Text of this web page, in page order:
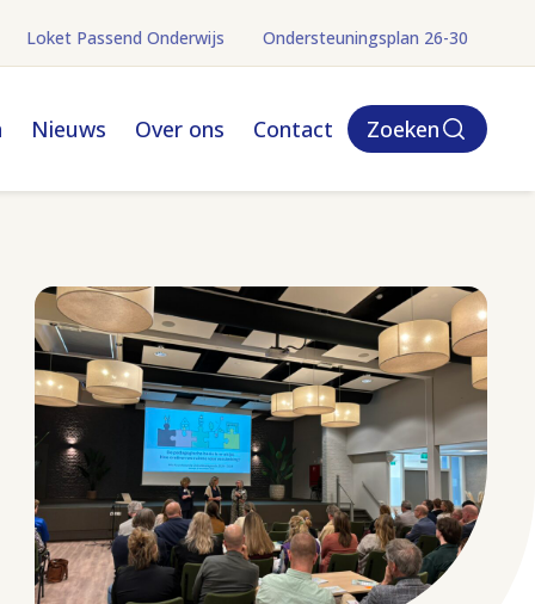
Loket Passend Onderwijs Ondersteuningsplan 26-30
(opent in nieuw
Nieuws Over ons Contact Zoeken